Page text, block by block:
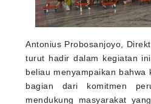
Antonius Probosanjoyo,
turut hadir dalam kegiatan
beliau menyampaikan bahwa
bagian dari komitmen
mendukung masyarakat